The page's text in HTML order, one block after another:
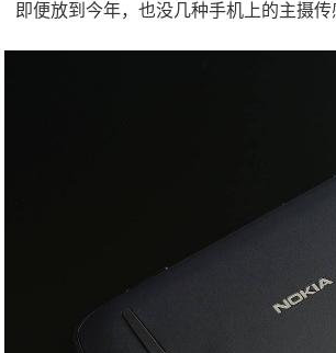
即便放到今年，也没几种手机上的主摄